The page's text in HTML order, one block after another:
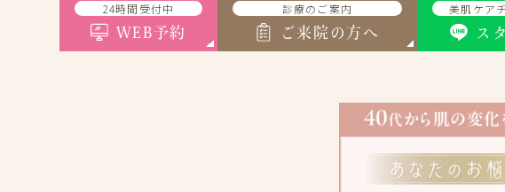
24時間受付中
WEB予約
診療のご案内
ご来院の方へ
美肌ケア
ス